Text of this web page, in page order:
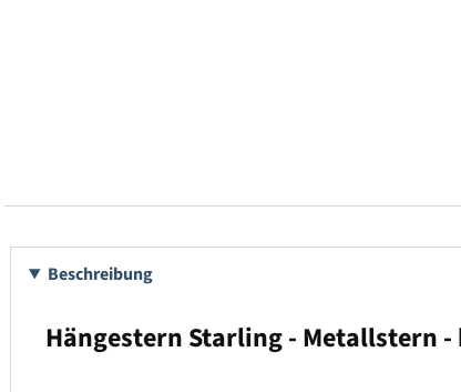
Beschreibung
Hängestern Starling - Metallstern -